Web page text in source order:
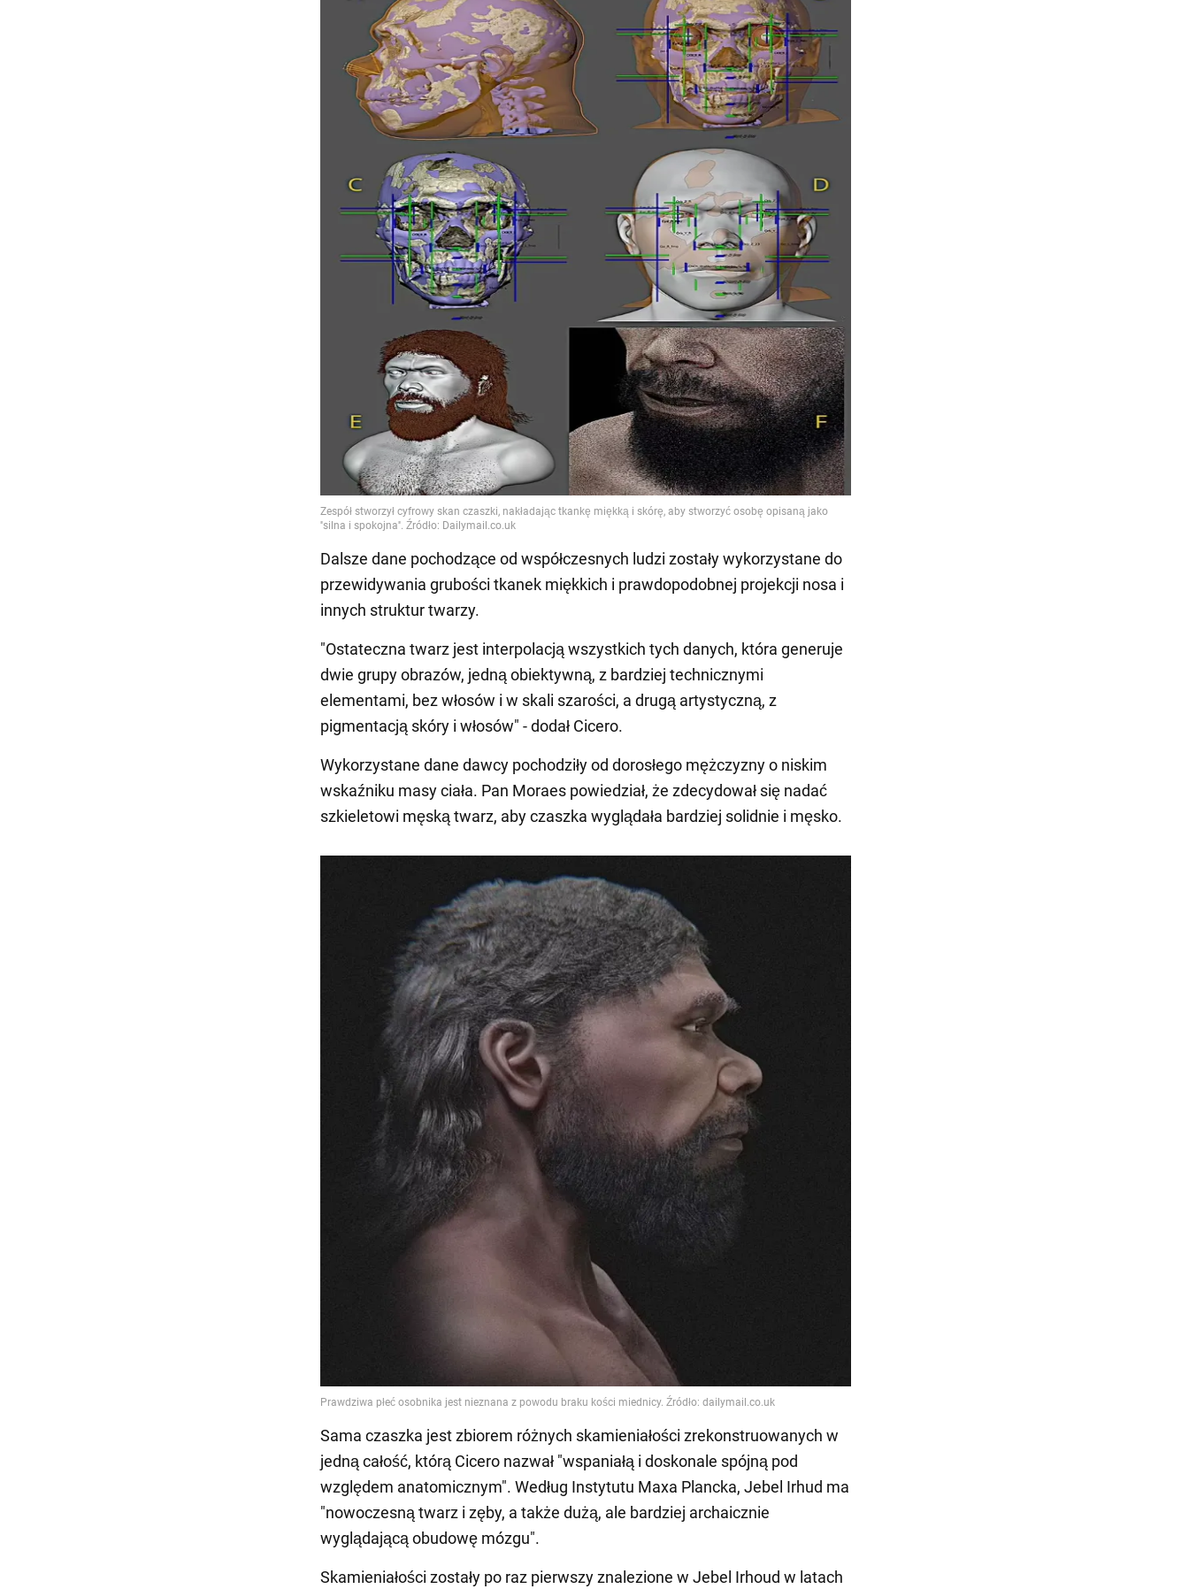
Dalsze dane pochodzące od współczesnych ludzi zostały wykorzystane do
przewidywania grubości tkanek miękkich i prawdopodobnej projekcji nosa i
innych struktur twarzy.
"Ostateczna twarz jest interpolacją wszystkich tych danych, która generuje
dwie grupy obrazów, jedną obiektywną, z bardziej technicznymi
elementami, bez włosów i w skali szarości, a drugą artystyczną, z
pigmentacją skóry i włosów" - dodał Cicero.
Wykorzystane dane dawcy pochodziły od dorosłego mężczyzny o niskim
wskaźniku masy ciała. Pan Moraes powiedział, że zdecydował się nadać
szkieletowi męską twarz, aby czaszka wyglądała bardziej solidnie i męsko.
Sama czaszka jest zbiorem różnych skamieniałości zrekonstruowanych w
jedną całość, którą Cicero nazwał "wspaniałą i doskonale spójną pod
względem anatomicznym". Według Instytutu Maxa Plancka, Jebel Irhud ma
"nowoczesną twarz i zęby, a także dużą, ale bardziej archaicznie
wyglądającą obudowę mózgu".
Skamieniałości zostały po raz pierwszy znalezione w Jebel Irhoud w latach